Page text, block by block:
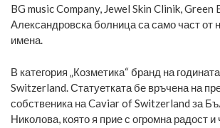
BG music Company, Jewel Skin Clinik, Green
Александровска болница са само част от
имена.
В категория „Козметика“ бранд на
Switzerland. Статуетката бе връчена на
собственика на Caviar of Switzerland за
Николова, която я прие с огромна радост